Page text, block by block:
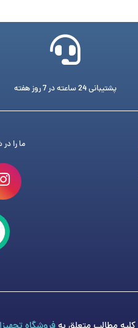
پشتیبانی 24 ساعته در 7 روز هفته
ما را